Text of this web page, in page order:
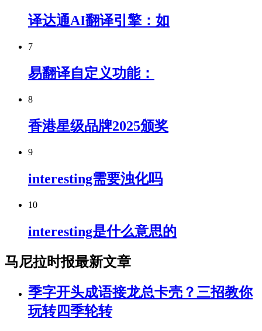
译达通AI翻译引擎：如
7
易翻译自定义功能：
8
香港星级品牌2025颁奖
9
interesting需要浊化吗
10
interesting是什么意思的
马尼拉时报最新文章
季字开头成语接龙总卡壳？三招教你
玩转四季轮转